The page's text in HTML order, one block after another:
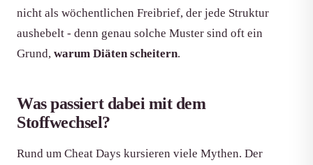
nicht als wöchentlichen Freibrief, der jede Struktur
aushebelt - denn genau solche Muster sind oft ein
Grund, warum Diäten scheitern.
Was passiert dabei mit dem
Stoffwechsel?
Rund um Cheat Days kursieren viele Mythen. Der